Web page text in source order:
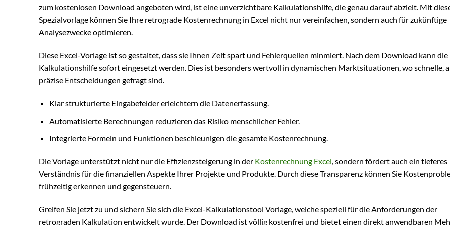
zum kostenlosen Download angeboten wird, ist eine unverzichtbare Kalkulationshilfe, die genau darauf abzielt. Mit
Spezialvorlage können Sie Ihre retrograde Kostenrechnung in Excel nicht nur vereinfachen, sondern auch für zukünftige
Analysezwecke optimieren.
Diese Excel-Vorlage ist so gestaltet, dass sie Ihnen Zeit spart und Fehlerquellen minmiert. Nach dem Download kann die
Kalkulationshilfe sofort eingesetzt werden. Dies ist besonders wertvoll in dynamischen Marktsituationen, wo schnelle,
präzise Entscheidungen gefragt sind.
Klar strukturierte Eingabefelder erleichtern die Datenerfassung.
Automatisierte Berechnungen reduzieren das Risiko menschlicher Fehler.
Integrierte Formeln und Funktionen beschleunigen die gesamte Kostenrechnung.
Die Vorlage unterstützt nicht nur die Effizienzsteigerung in der Kostenrechnung Excel, sondern fördert auch ein tieferes
Verständnis für die finanziellen Aspekte Ihrer Projekte und Produkte. Durch diese Transparenz können Sie
frühzeitig erkennen und gegensteuern.
Greifen Sie jetzt zu und sichern Sie sich die Excel-Kalkulationstool Vorlage, welche speziell für die Anforderungen der
retrograden Kalkulation entwickelt wurde. Der Download ist völlig kostenfrei und bietet einen direkt anwendbaren